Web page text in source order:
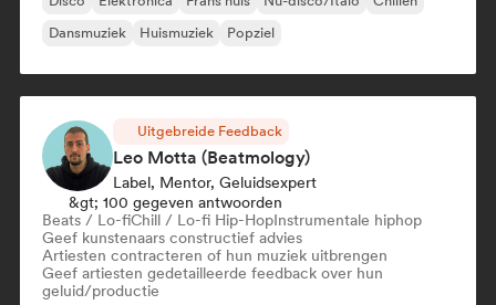
Dansmuziek
Huismuziek Popziel
Uitgebreide Feedback
Leo Motta (Beatmology)
Label, Mentor, Geluidsexpert
&gt; 100 gegeven antwoorden
Beats / Lo-fiChill / Lo-fi Hip-HopInstrumentale hiphop
Geef kunstenaars constructief advies
Artiesten contracteren of hun muziek uitbrengen
Geef artiesten gedetailleerde feedback over hun
geluid/productie